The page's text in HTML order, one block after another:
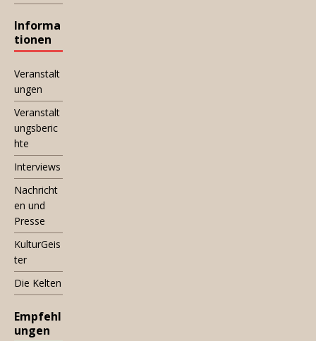
Informa
tionen
Veranstalt
ungen
Veranstalt
ungsberic
hte
Interviews
Nachricht
en und
Presse
KulturGeis
ter
Die Kelten
Empfehl
ungen